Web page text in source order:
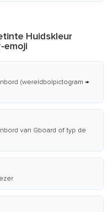
Huidskleur
emoji
(wereldbolpictogram →
van Gboard of typ de